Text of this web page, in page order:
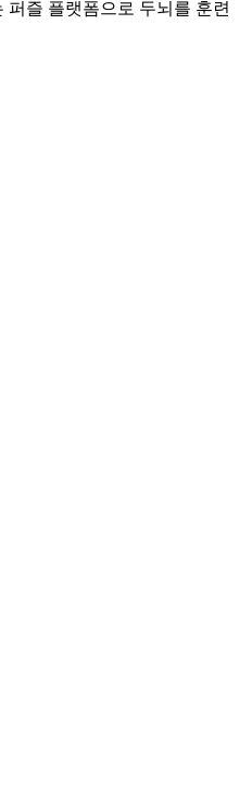
퍼즐 플랫폼으로 두뇌를 훈련